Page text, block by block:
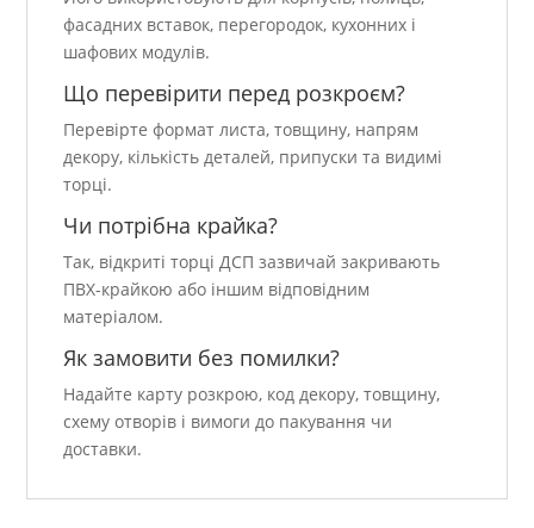
фасадних вставок, перегородок, кухонних і
шафових модулів.
Що перевірити перед розкроєм?
Перевірте формат листа, товщину, напрям
декору, кількість деталей, припуски та видимі
торці.
Чи потрібна крайка?
Так, відкриті торці ДСП зазвичай закривають
ПВХ-крайкою або іншим відповідним
матеріалом.
Як замовити без помилки?
Надайте карту розкрою, код декору, товщину,
схему отворів і вимоги до пакування чи
доставки.